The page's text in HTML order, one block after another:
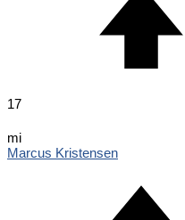
17
mi
Marcus Kristensen